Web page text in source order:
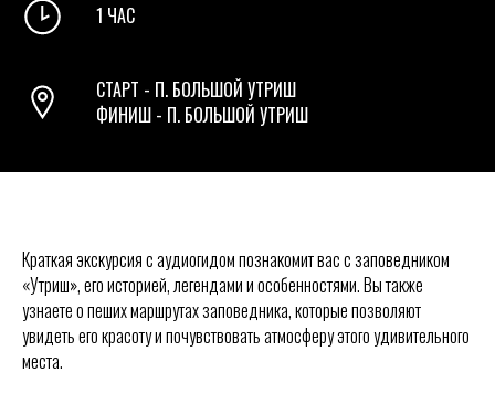
1 ЧАС
СТАРТ - П. БОЛЬШОЙ УТРИШ
ФИНИШ - П. БОЛЬШОЙ УТРИШ
Краткая экскурсия с аудиогидом познакомит вас с заповедником
«Утриш», его историей, легендами и особенностями. Вы также
узнаете о пеших маршрутах заповедника, которые позволяют
увидеть его красоту и почувствовать атмосферу этого удивительного
места.